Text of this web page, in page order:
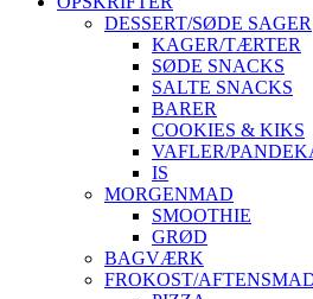
DESSERT/SØDE SAGER
KAGER/TÆRTER
SØDE SNACKS
SALTE SNACKS
BARER
COOKIES & KIKS
VAFLER/
IS
MORGENMAD
SMOOTHIE
GRØD
BAGVÆRK
FROKOST/